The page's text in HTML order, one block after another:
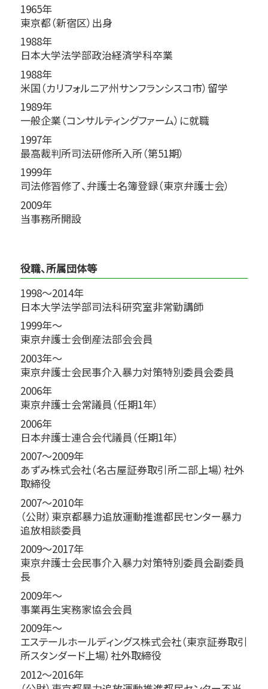
1965年
東京都（新宿区）出身
1988年
日本大学法学部政治経済学科卒業
1988年
米国（カリフォルニア州サンフランシスコ市）留学
1989年
一般企業（コンサルティングファーム）に就職
1997年
最高裁判所司法研修所入所（第51期）
1999年
司法修習修了、弁護士名簿登録（東京弁護士会）
2009年
当事務所開設
役職、所属団体等
1998～2014年
日本大学法学部司法科研究室非常勤講師
1999年～
東京弁護士会倒産法部会会員
2003年～
東京弁護士会民事介入暴力対策特別委員会委員
2006年
東京弁護士会常議員（任期1年）
2006年
日本弁護士連合会代議員（任期1年）
2007～2009年
あずみ株式会社（名古屋証券取引所二部上場）社外
取締役
2007～2010年
（公財）東京都暴力追放運動推進都民センター暴力
追放相談委員
2009～2017年
東京弁護士会民事介入暴力対策特別委員会副委員
長
2009年～
事業再生実務家協会会員
2009年～
エステールホールディングス株式会社（東京証券取引
所スタンダード上場）社外取締役
2012～2016年